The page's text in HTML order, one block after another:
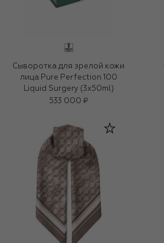
Сыворотка для зрелой кожи
лица Pure Perfection 100
Liquid Surgery (3x50ml)
533 000 ₽